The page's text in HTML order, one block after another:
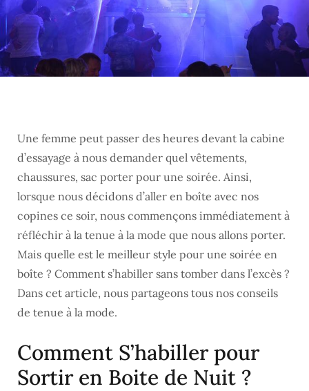
Une femme peut passer des heures devant la cabine
d’essayage à nous demander quel vêtements,
chaussures, sac porter pour une soirée. Ainsi,
lorsque nous décidons d’aller en boîte avec nos
copines ce soir, nous commençons immédiatement à
réfléchir à la tenue à la mode que nous allons porter.
Mais quelle est le meilleur style pour une soirée en
boîte ? Comment s’habiller sans tomber dans l’excès ?
Dans cet article, nous partageons tous nos conseils
de tenue à la mode.
Comment S’habiller pour
Sortir en Boite de Nuit ?